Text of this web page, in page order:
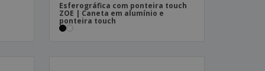
Esferográfica com ponteira touch
ZOE | Caneta em alumínio e
ponteira touch